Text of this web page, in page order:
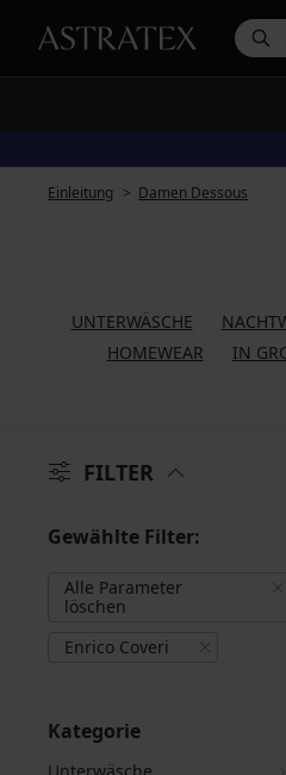
Einleitung Damen Dessous
UNTERWÄSCHE
HOMEWEAR
IN
FILTER
Gewählte Filter:
Alle Parameter
löschen
Enrico Coveri
Kategorie